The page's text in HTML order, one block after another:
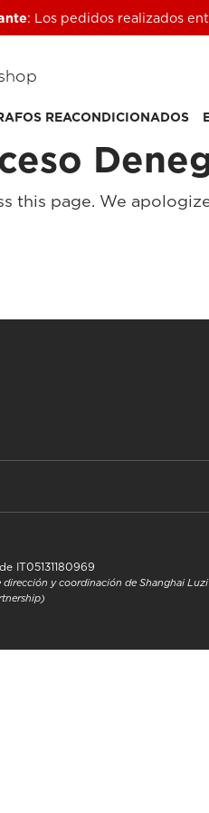
: Los pedidos realizados
REACONDICIONADOS
this page. We
IT05131180969
dirección y coordinación de Shanghai